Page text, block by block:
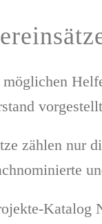
zählen nur
Katalog